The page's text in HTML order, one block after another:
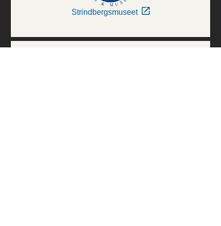
Strindbergsmuseet